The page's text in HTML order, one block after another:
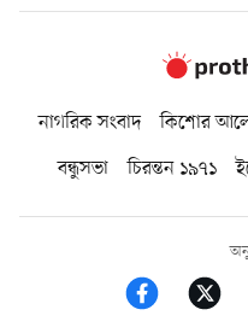
নাগরিক সংবাদ কিশোর
বন্ধুসভা
চিরন্তন ১৯৭১